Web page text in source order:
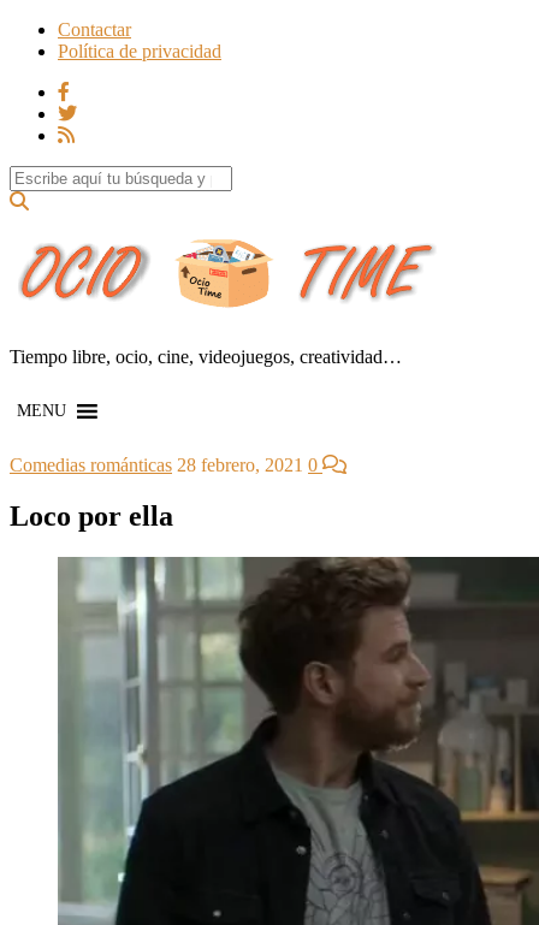
Contactar
Política de privacidad
Search for:
Tiempo libre, ocio, cine, videojuegos, creatividad…
MENU
Comedias románticas 28 febrero, 2021 0
Loco por ella